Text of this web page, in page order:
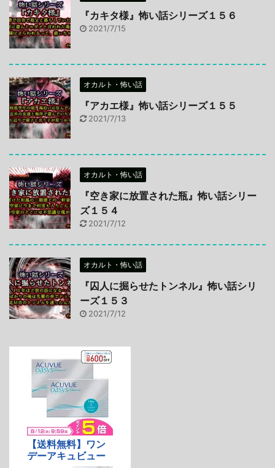
『カキタ様』怖い話シリーズ１５６
2021/7/15
オカルト・怖い話
『アカエ様』怖い話シリーズ１５５
2021/7/13
オカルト・怖い話
『空き家に放置された瓶』怖い話シリー
ズ１５４
2021/7/12
オカルト・怖い話
『囚人に掘らせたトンネル』怖い話シリ
ーズ１５３
2021/7/12